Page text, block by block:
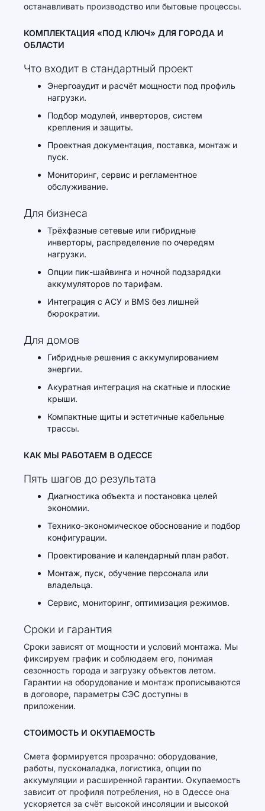
останавливать производство или бытовые процессы.
КОМПЛЕКТАЦИЯ «ПОД КЛЮЧ» ДЛЯ ГОРОДА И
ОБЛАСТИ
Что входит в стандартный проект
Энергоаудит и расчёт мощности под профиль
нагрузки.
Подбор модулей, инверторов, систем
крепления и защиты.
Проектная документация, поставка, монтаж и
пуск.
Мониторинг, сервис и регламентное
обслуживание.
Для бизнеса
Трёхфазные сетевые или гибридные
инверторы, распределение по очередям
нагрузки.
Опции пик-шайвинга и ночной подзарядки
аккумуляторов по тарифам.
Интеграция с АСУ и BMS без лишней
бюрократии.
Для домов
Гибридные решения с аккумулированием
энергии.
Акуратная интеграция на скатные и плоские
крыши.
Компактные щиты и эстетичные кабельные
трассы.
КАК МЫ РАБОТАЕМ В ОДЕССЕ
Пять шагов до результата
Диагностика объекта и постановка целей
экономии.
Технико-экономическое обоснование и подбор
конфигурации.
Проектирование и календарный план работ.
Монтаж, пуск, обучение персонала или
владельца.
Сервис, мониторинг, оптимизация режимов.
Сроки и гарантия
Сроки зависят от мощности и условий монтажа. Мы
фиксируем график и соблюдаем его, понимая
сезонность города и загрузку объектов летом.
Гарантии на оборудование и монтаж прописываются
в договоре, параметры СЭС доступны в
приложении.
СТОИМОСТЬ И ОКУПАЕМОСТЬ
Смета формируется прозрачно: оборудование,
работы, пусконаладка, логистика, опции по
аккумуляции и расширенной гарантии. Окупаемость
зависит от профиля потребления, но в Одессе она
ускоряется за счёт высокой инсоляции и высокой